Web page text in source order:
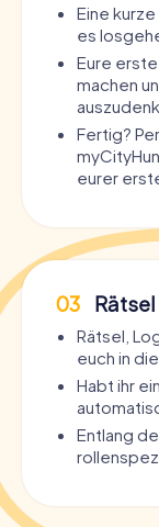
Eine
es
Eure
machen
Fertig?
eurer
03
Rätsel,
euch in
Habt ihr
Entlang